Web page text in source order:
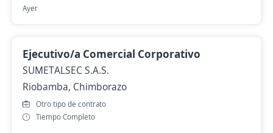
Ayer
Ejecutivo/a Comercial Corporativo
SUMETALSEC S.A.S.
Riobamba, Chimborazo
Otro tipo de contrato
Tiempo Completo